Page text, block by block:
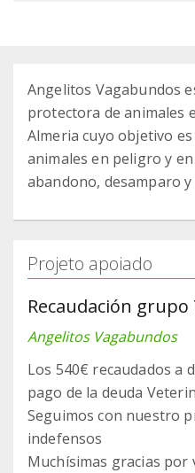
Angelitos Vagabundos
protectora de animales
Almeria cuyo objetivo
animales en peligro y
abandono, desamparo
Projeto apoiado
Recaudación
Angelitos Vagabundos
Los 540€ recaudados a
pago de la deuda
Seguimos con nuestro
indefensos
Muchísimas gracias